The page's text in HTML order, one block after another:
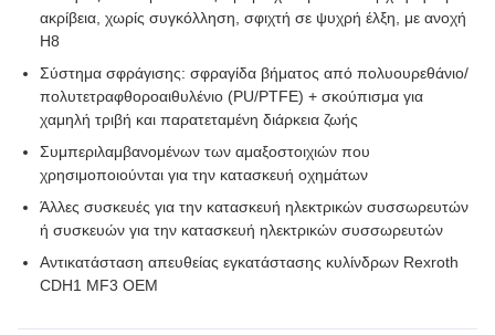
ακρίβεια, χωρίς συγκόλληση, σφιχτή σε ψυχρή έλξη, με ανοχή
H8
Σύστημα σφράγισης: σφραγίδα βήματος από πολυουρεθάνιο/
πολυτετραφθοροαιθυλένιο (PU/PTFE) + σκούπισμα για
χαμηλή τριβή και παρατεταμένη διάρκεια ζωής
Συμπεριλαμβανομένων των αμαξοστοιχιών που
χρησιμοποιούνται για την κατασκευή οχημάτων
Άλλες συσκευές για την κατασκευή ηλεκτρικών συσσωρευτών
ή συσκευών για την κατασκευή ηλεκτρικών συσσωρευτών
Αντικατάσταση απευθείας εγκατάστασης κυλίνδρων Rexroth
CDH1 MF3 OEM